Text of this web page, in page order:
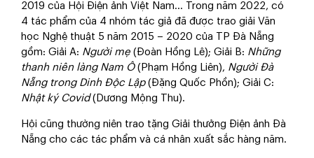
2019 của Hội Điện ảnh Việt Nam... Trong năm 2022, có
4 tác phẩm của 4 nhóm tác giả đã được trao giải Văn
học Nghệ thuật 5 năm 2015 – 2020 của TP Đà Nẵng
gồm: Giải A: Người mẹ (Đoàn Hồng Lê); Giải B: Những
thanh niên làng Nam Ô(Phạm Hồng Liên), Người Đà
Nẵng trong Dinh Độc Lập(Đặng Quốc Phồn); Giải C:
Nhật ký Covid(Dương Mộng Thu).
Hội cũng thường niên trao tặng Giải thưởng Điện ảnh Đà
Nẵng cho các tác phẩm và cá nhân xuất sắc hàng năm.